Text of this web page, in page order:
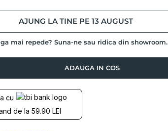
AJUNG LA TINE PE 13 AUGUST
mai repede? Suna-ne sau ridica din showroom.
ADAUGA IN COS
cu
de la 59.90 LEI